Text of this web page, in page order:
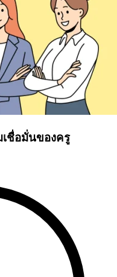
ชื่อมั่นของครู